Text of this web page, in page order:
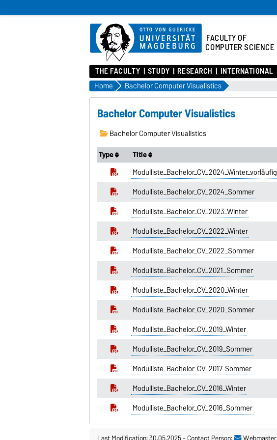
FACULTY OF
COMPUTER SCIENCE
THE FACULTY STUDY RESEARCH INTERNATIONAL
Home Bachelor Computer Visualistics
Bachelor Computer Visualistics
Bachelor Computer Visualistics
Type
Title
Modulliste_Bachelor_CV_2024_Winter_vorläufig
Modulliste_Bachelor_CV_2024_Sommer
Modulliste_Bachelor_CV_2023_Winter
Modulliste_Bachelor_CV_2022_Winter
Modulliste_Bachelor_CV_2022_Sommer
Modulliste_Bachelor_CV_2021_Sommer
Modulliste_Bachelor_CV_2020_Winter
Modulliste_Bachelor_CV_2020_Sommer
Modulliste_Bachelor_CV_2019_Winter
Modulliste_Bachelor_CV_2019_Sommer
Modulliste_Bachelor_CV_2017_Sommer
Modulliste_Bachelor_CV_2016_Winter
Modulliste_Bachelor_CV_2016_Sommer